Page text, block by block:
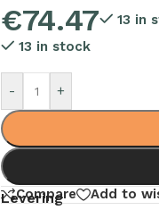
€74.47
13 in
13 in stock
- +
Compare Add to
Levering